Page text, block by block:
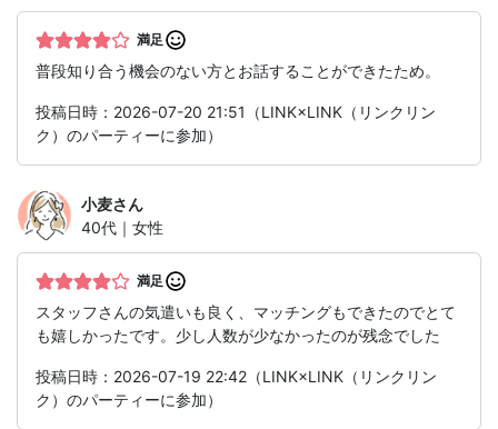
満足
普段知り合う機会のない方とお話することができたため。
投稿日時：2026-07-20 21:51（LINK×LINK（リンクリン
ク）のパーティーに参加）
小麦さん
40代｜女性
満足
スタッフさんの気遣いも良く、マッチングもできたのでとて
も嬉しかったです。少し人数が少なかったのが残念でした
投稿日時：2026-07-19 22:42（LINK×LINK（リンクリン
ク）のパーティーに参加）